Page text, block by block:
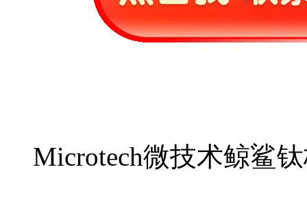
Microtech微技术鲸鲨